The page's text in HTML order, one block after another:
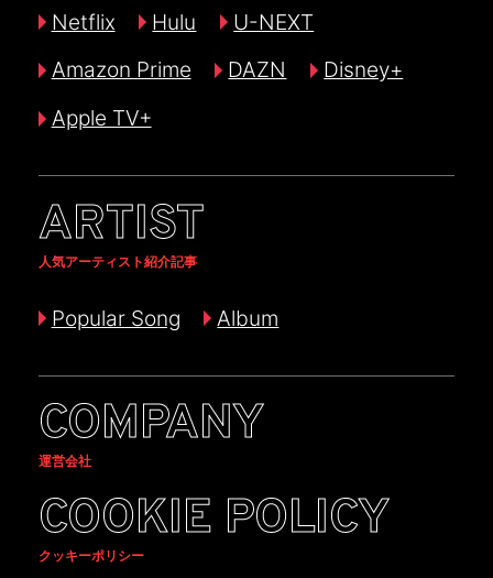
Netflix Hulu
U-NEXT
Amazon Prime
DAZN
Disney+
Apple TV+
ARTIST
人気アーティスト紹介記事
Popular Song Album
COMPANY
運営会社
COOKIE POLICY
クッキーポリシー